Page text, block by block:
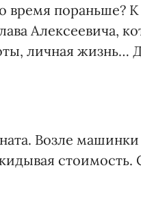
время пораньше?
Алексеевича,
личная жизнь…
Возле
стоимость.